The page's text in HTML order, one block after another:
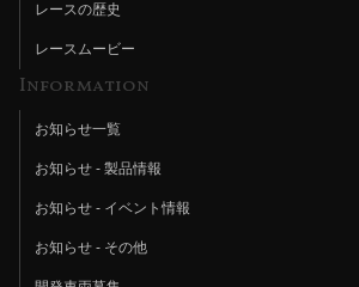
レースの歴史
レースムービー
Information
お知らせ一覧
お知らせ - 製品情報
お知らせ - イベント情報
お知らせ - その他